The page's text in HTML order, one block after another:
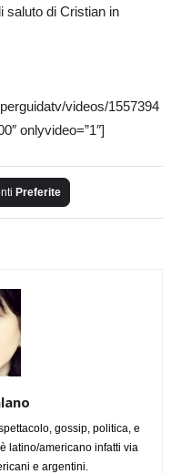
saluto di Cristian in
videos/1557394
onlyvideo=”1″]
Preferite
gossip, politica, e
latino/americano infatti via
e argentini.